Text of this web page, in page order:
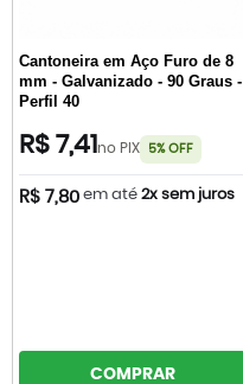
Cantoneira em Aço Furo de 8
mm - Galvanizado - 90 Graus -
Perfil 40
R$ 7,41 no PIX 5% OFF
R$ 7,80 em até 2x sem juros
COMPRAR